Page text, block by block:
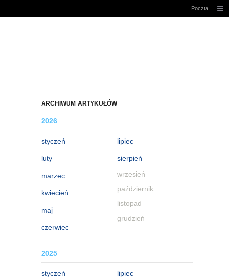
Poczta
ARCHIWUM ARTYKUŁÓW
2026
styczeń
luty
marzec
kwiecień
maj
czerwiec
lipiec
sierpień
wrzesień
październik
listopad
grudzień
2025
styczeń lipiec